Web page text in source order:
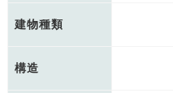
建物種類
構造